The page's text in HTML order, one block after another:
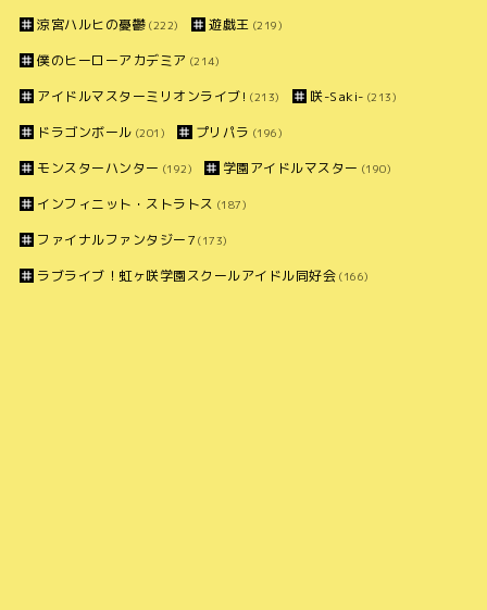
涼宮ハルヒの憂鬱 (222) 遊戯王 (219)
僕のヒーローアカデミア (214)
アイドルマスターミリオンライブ! (213) 咲-Saki- (213)
ドラゴンボール (201) プリパラ (196)
モンスターハンター (192) 学園アイドルマスター (190)
インフィニット・ストラトス (187)
ファイナルファンタジー7 (173)
ラブライブ！虹ヶ咲学園スクールアイドル同好会 (166)